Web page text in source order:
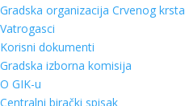
Gradska organizacija Crvenog krsta
Vatrogasci
Korisni dokumenti
Gradska izborna komisija
O GIK-u
Centralni birački spisak